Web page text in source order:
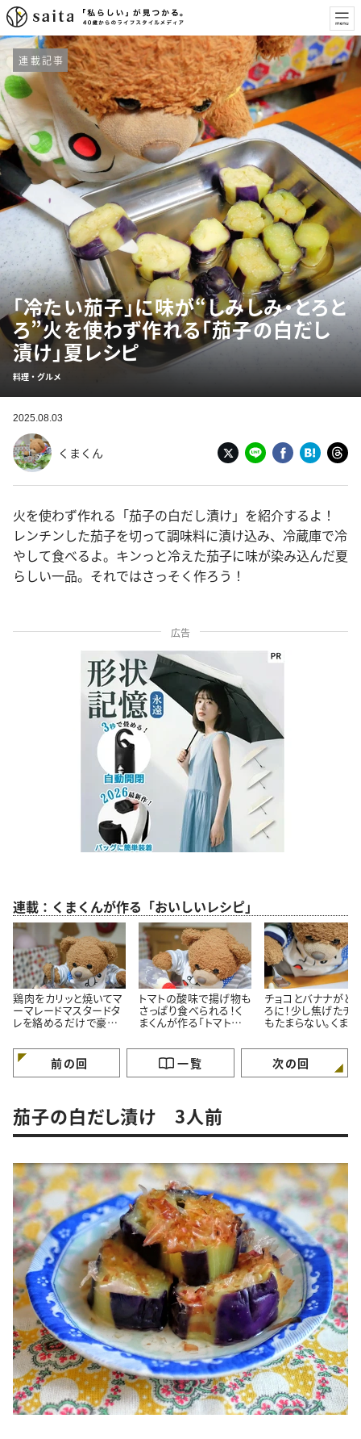
連載記事
「冷たい茄子」に味が“しみしみ・とろと
ろ”火を使わず作れる「茄子の白だし
漬け」夏レシピ
料理・グルメ
2025.08.03
くまくん
火を使わず作れる「茄子の白だし漬け」を紹介するよ！
レンチンした茄子を切って調味料に漬け込み、冷蔵庫で冷
やして食べるよ。キンっと冷えた茄子に味が染み込んだ夏
らしい一品。それではさっそく作ろう！
広告
連載：くまくんが作る「おいしいレシピ」
鶏肉をカリッと焼いてマ
ーマレードマスタードタ
レを絡めるだけで豪華
る簡単鶏肉のマーマレ
ードマスタード焼きレシ
トマトの酸味で揚げ物も
さっぱり食べられる！く
まくんが作る「トマトタル
チョコとバナナがと
ろに！少し焦げたチ
もたまらない。くまく
ナ」レシピ
前の回 一覧 次の回
茄子の白だし漬け 3人前